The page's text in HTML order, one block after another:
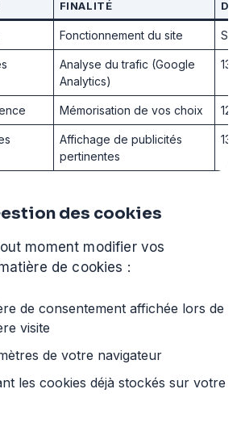
FINALITÉ
Fonctionnement du site
Analyse du trafic (Google
Analytics)
13
Mémorisation de vos choix 12
Affichage de publicités
pertinentes
13
des cookies
moment modifier vos
de cookies :
de consentement affichée lors de
visite
de votre navigateur
les cookies déjà stockés sur votre